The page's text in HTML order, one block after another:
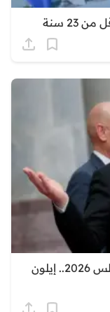
سنة
أغنى 10 أشخاص في العالم خلال أغسطس 2026.. إيلون